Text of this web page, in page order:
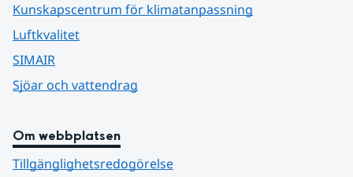
Kunskapscentrum för klimatanpassning
Luftkvalitet
SIMAIR
Sjöar och vattendrag
Om webbplatsen
Tillgänglighetsredogörelse